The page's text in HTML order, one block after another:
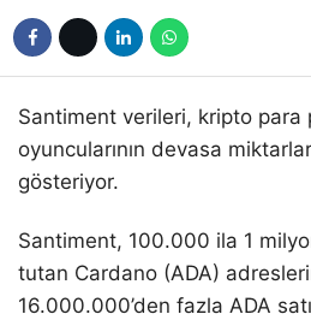
Santiment verileri, kripto para
oyuncularının devasa
gösteriyor.
Santiment, 100.000 ila 1
tutan Cardano (ADA)
16.000.000’den fazla ADA